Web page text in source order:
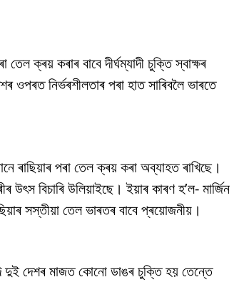
ক্ৰয় কৰাৰ বাবে দীৰ্ঘম্যাদী চুক্তি স্বাক্ষৰ
ওপৰত নিৰ্ভৰশীলতাৰ পৰা হাত সাৰিবলৈ ভাৰতে
ৰাছিয়াৰ পৰা তেল ক্ৰয় কৰা অব্যাহত ৰাখিছে।
বিচাৰি উলিয়াইছে। ইয়াৰ কাৰণ হ’ল- মাৰ্জিন
সস্তীয়া তেল ভাৰতৰ বাবে প্ৰয়োজনীয়।
দুই দেশৰ মাজত কোনো ডাঙৰ চুক্তি হয় তেন্তে